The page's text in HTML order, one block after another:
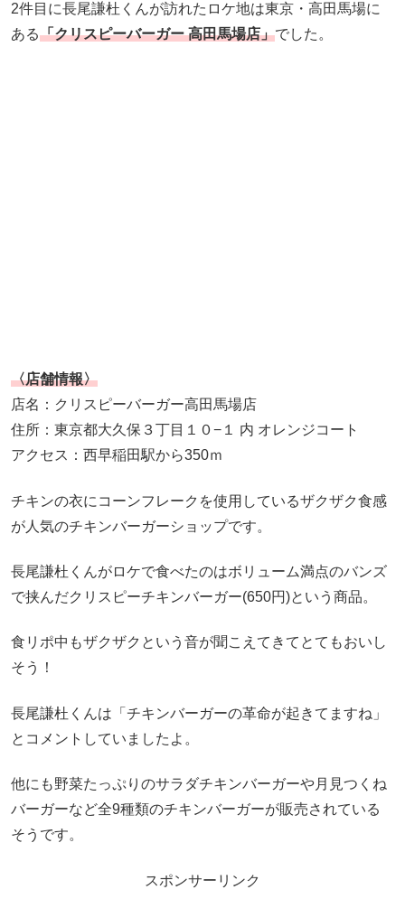
2件目に長尾謙杜くんが訪れたロケ地は東京・高田馬場に
ある「クリスピーバーガー 高田馬場店」でした。
〈店舗情報〉
店名：クリスピーバーガー高田馬場店
住所：東京都大久保３丁目１０−１ 内 オレンジコート
アクセス：西早稲田駅から350ｍ
チキンの衣にコーンフレークを使用しているザクザク食感
が人気のチキンバーガーショップです。
長尾謙杜くんがロケで食べたのはボリューム満点のバンズ
で挟んだクリスピーチキンバーガー(650円)という商品。
食リポ中もザクザクという音が聞こえてきてとてもおいし
そう！
長尾謙杜くんは「チキンバーガーの革命が起きてますね」
とコメントしていましたよ。
他にも野菜たっぷりのサラダチキンバーガーや月見つくね
バーガーなど全9種類のチキンバーガーが販売されている
そうです。
スポンサーリンク